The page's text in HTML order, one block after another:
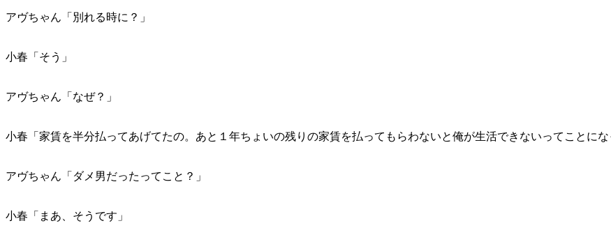
アヴちゃん「別れる時に？」
小春「そう」
アヴちゃん「なぜ？」
小春「家賃を半分払ってあげてたの。あと１年ちょいの残りの家賃を払ってもらわないと俺が生活できないってことにな
アヴちゃん「ダメ男だったってこと？」
小春「まあ、そうです」